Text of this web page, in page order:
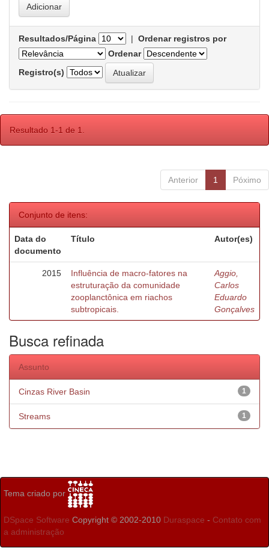
Resultados/Página | Ordenar registros por
Ordenar
Registro(s)
Resultado 1-1 de 1.
Anterior 1 Póximo
Conjunto de itens:
Data do
documento
Título Autor(es)
2015
Influência de macro-fatores na
estruturação da comunidade
zooplanctônica em riachos
subtropicais.
Aggio,
Carlos
Eduardo
Gonçalves
Busca refinada
Assunto
1
Cinzas River Basin
1
Streams
Tema criado por
DSpace Software Copyright © 2002-2010 Duraspace - Contato com
a administração